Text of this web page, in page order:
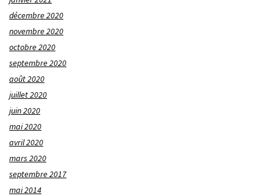
décembre 2020
novembre 2020
octobre 2020
septembre 2020
août 2020
juillet 2020
juin 2020
mai 2020
avril 2020
mars 2020
septembre 2017
mai 2014